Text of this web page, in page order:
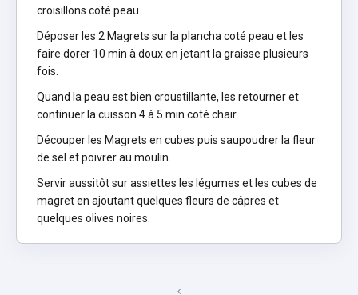
croisillons coté peau.
Déposer les 2 Magrets sur la plancha coté peau et les
faire dorer 10 min à doux en jetant la graisse plusieurs
fois.
Quand la peau est bien croustillante, les retourner et
continuer la cuisson 4 à 5 min coté chair.
Découper les Magrets en cubes puis saupoudrer la fleur
de sel et poivrer au moulin.
Servir aussitôt sur assiettes les légumes et les cubes de
magret en ajoutant quelques fleurs de câpres et
quelques olives noires.